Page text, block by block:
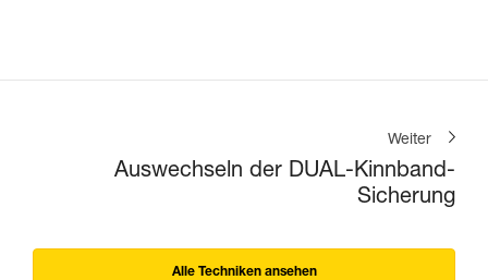
Weiter
Auswechseln der DUAL-Kinnband-
Sicherung
Alle Techniken ansehen